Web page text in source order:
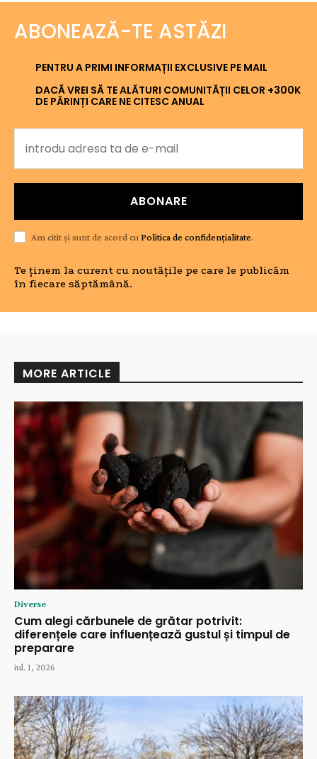
ABONEAZĂ-TE ASTĂZI
PENTRU A PRIMI INFORMAȚII EXCLUSIVE PE MAIL
DACĂ VREI SĂ TE ALĂTURI COMUNITĂȚII CELOR +300K
DE PĂRINȚI CARE NE CITESC ANUAL
ABONARE
Am citit și sunt de acord cu Politica de confidențialitate.
Te ținem la curent cu noutățile pe care le publicăm
în fiecare săptămână.
MORE ARTICLE
Diverse
Cum alegi cărbunele de grătar potrivit:
diferențele care influențează gustul și timpul de
preparare
iul. 1, 2026